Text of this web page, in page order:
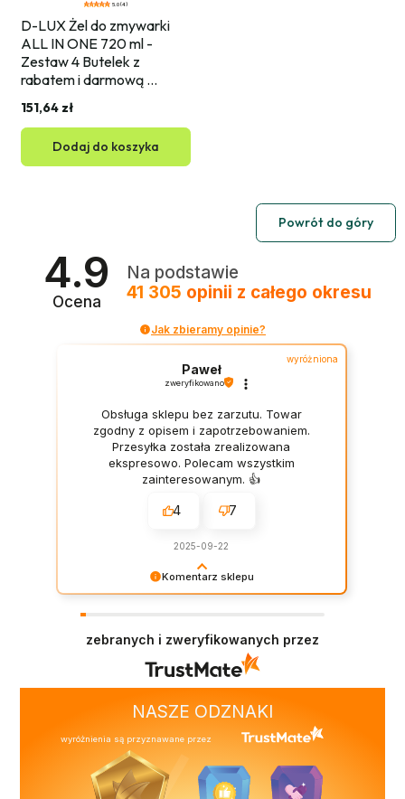
5.0 (4)
D-LUX Żel do zmywarki
ALL IN ONE 720 ml -
Zestaw 4 Butelek z
rabatem i darmową
wysyłką
151,64 zł
Dodaj do koszyka
Powrót do góry
4.9
Ocena
Na podstawie
41 305 opinii z całego okresu
Jak zbieramy opinie?
Komentarz sklepu
klienta i Twoja recenzja potwierdza nasze
wysiłki - dziękujemy raz jeszcze i mamy nadzieję
- do szybkiego zobaczenia!
wyróżniona
Paweł
zweryfikowano
Obsługa sklepu bez zarzutu. Towar
zgodny z opisem i zapotrzebowaniem.
Przesyłka została zrealizowana
ekspresowo. Polecam wszystkim
zainteresowanym. 👍️
4 7
2025-09-22
zebranych i zweryfikowanych przez
NASZE ODZNAKI
wyróżnienia są przyznawane przez